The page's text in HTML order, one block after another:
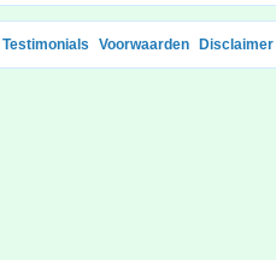
Testimonials Voorwaarden Disclaimer